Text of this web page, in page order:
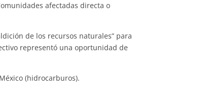
afectadas directa o
de los recursos naturales” para
representó una oportunidad de
(hidrocarburos).